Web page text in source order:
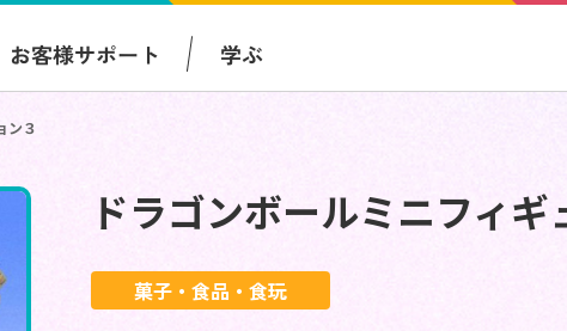
お客様サポート 学ぶ
ン３
ドラゴンボールミニフィ
菓子・食品・食玩